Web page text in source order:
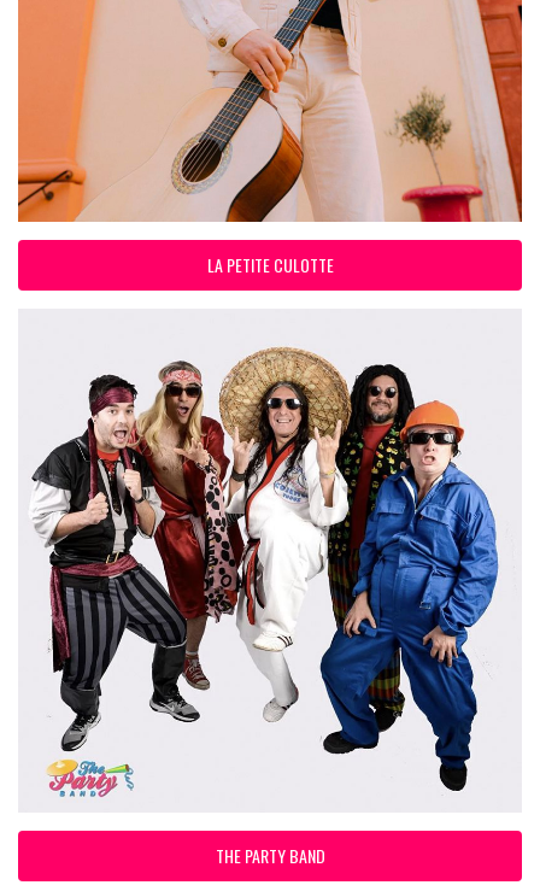
LA PETITE CULOTTE
THE PARTY BAND